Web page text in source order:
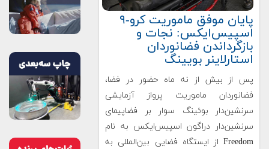
پایان موفق ماموریت کرو-۹
اسپیس‌ایکس: نجات و
بازگرداندن فضانوردان
استارلاینر بویینگ
پس از بیش از نه ماه حضور در فضا،
فضانوردان ماموریت پرواز آزمایشی
سرنشین‌دار بوئینگ سوار بر فضاپیمای
سرنشین‌دار دراگون اسپیس‌ایکس به نام
Freedom از ایستگاه فضایی بین‌المللی به